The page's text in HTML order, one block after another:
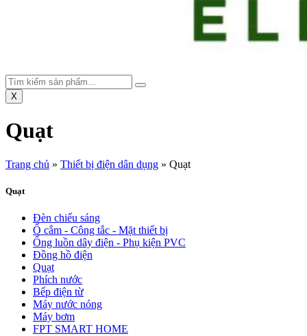
X
Quạt
Trang chủ » Thiết bị điện dân dụng » Quạt
Quạt
Đèn chiếu sáng
Ổ cắm - Công tắc - Mặt thiết bị
Ống luồn dây điện - Phụ kiện PVC
Đồng hồ điện
Quạt
Phích nước
Bếp điện từ
Máy nước nóng
Máy bơm
FPT SMART HOME